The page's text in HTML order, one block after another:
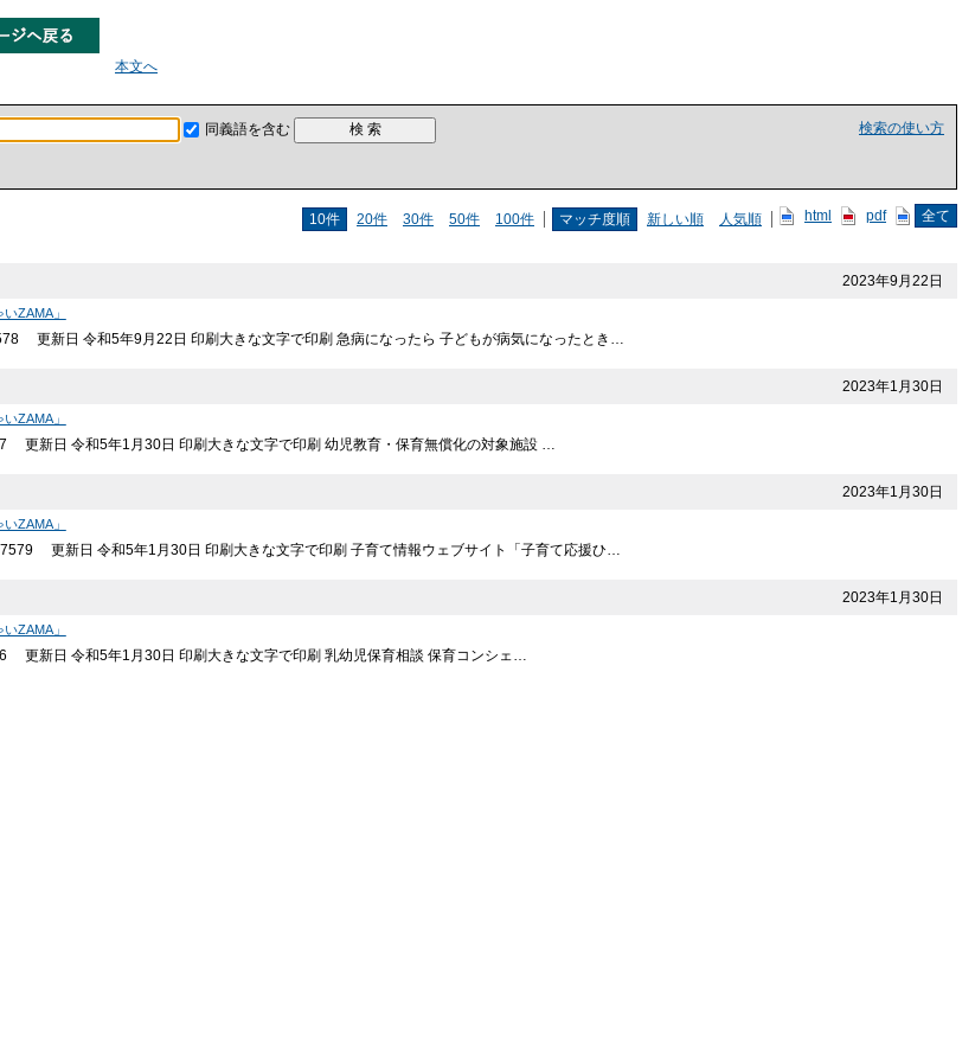
本文へ
検索の使い方
同義語を含む
10件 20件 30件 50件 100件 マッチ度順 新しい順 人気順 html pdf 全て
2023年9月22日
ZAMA」
更新日 令和5年9月22日 印刷大きな文字で印刷 急病になったら 子どもが病気になったとき…
2023年1月30日
ZAMA」
更新日 令和5年1月30日 印刷大きな文字で印刷 幼児教育・保育無償化の対象施設 …
2023年1月30日
ZAMA」
更新日 令和5年1月30日 印刷大きな文字で印刷 子育て情報ウェブサイト「子育て応援ひ…
2023年1月30日
ZAMA」
更新日 令和5年1月30日 印刷大きな文字で印刷 乳幼児保育相談 保育コンシェ…